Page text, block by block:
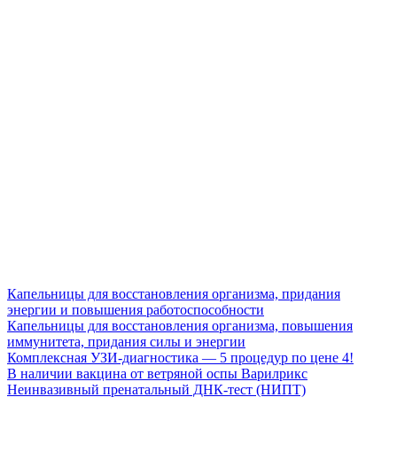
Капельницы для восстановления организма, придания
энергии и повышения работоспособности
Капельницы для восстановления организма, повышения
иммунитета, придания силы и энергии
Комплексная УЗИ-диагностика — 5 процедур по цене 4!
В наличии вакцина от ветряной оспы Варилрикс
Неинвазивный пренатальный ДНК-тест (НИПТ)